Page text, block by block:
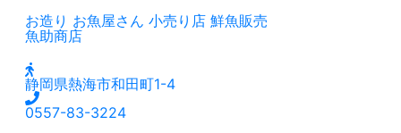
お造り お魚屋さん 小売り店 鮮魚販売
魚助商店
静岡県熱海市和田町1-4
0557-83-3224